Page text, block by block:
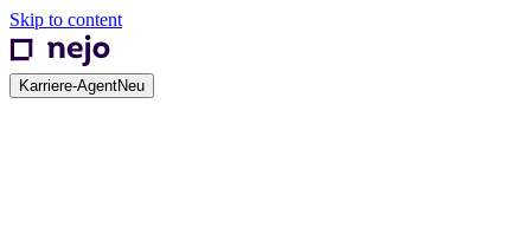
Skip to content
Karriere-AgentNeu